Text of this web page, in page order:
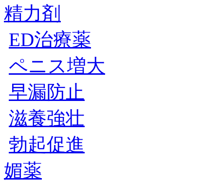
精力剤
ED治療薬
ペニス増大
早漏防止
滋養強壮
勃起促進
媚薬